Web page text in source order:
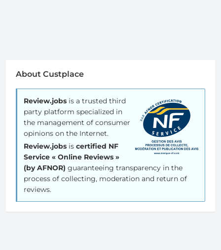
About Custplace
Review.jobs is a trusted third
party platform specialized in
the management of consumer
opinions on the Internet.
Review.jobs is certified NF
Service « Online Reviews »
(by AFNOR) guaranteeing transparency in the
process of collecting, moderation and return of
reviews.